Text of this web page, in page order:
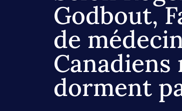
Godbout,
de
Canadiens
dorment